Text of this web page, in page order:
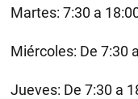
Martes: 7:30 a
Miércoles: De 7:30
Jueves: De 7:30 a